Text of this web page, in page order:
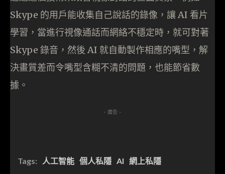
Skype 的用戶能收集自己說話的錄像，讓 AI 看片
學習，當進行視像通話而網絡不穩定時，就可對著
Skype 錄音，然後 AI 就自動製作相應的嘴型，解
決畫質差而令嘴型含糊不清的問題，也能節省數
據。
- 廣告 -
Tags: 人工智能 個人私隱 AI 網上私隱